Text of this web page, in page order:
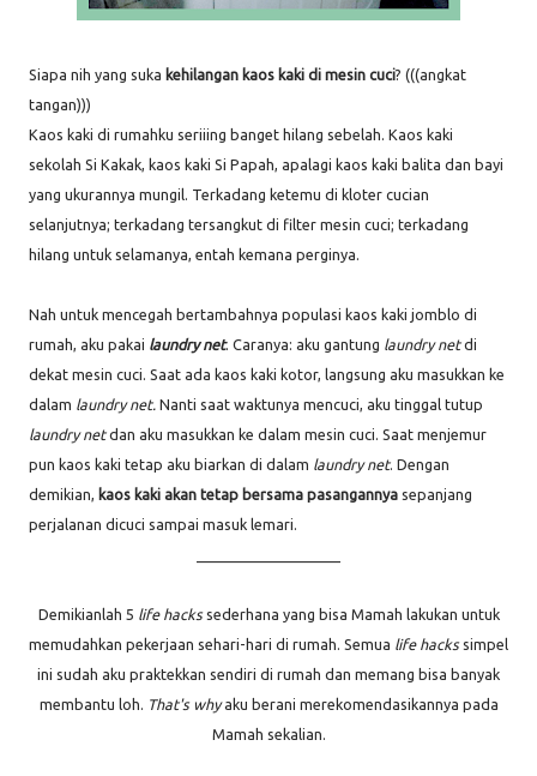
Siapa nih yang suka kehilangan kaos kaki di mesin cuci? (((angkat
tangan)))
Kaos kaki di rumahku seriiing banget hilang sebelah. Kaos kaki
sekolah Si Kakak, kaos kaki Si Papah, apalagi kaos kaki balita dan bayi
yang ukurannya mungil. Terkadang ketemu di kloter cucian
selanjutnya; terkadang tersangkut di filter mesin cuci; terkadang
hilang untuk selamanya, entah kemana perginya.
Nah untuk mencegah bertambahnya populasi kaos kaki jomblo di
rumah, aku pakai laundry net. Caranya: aku gantung laundry netdi
dekat mesin cuci. Saat ada kaos kaki kotor, langsung aku masukkan ke
dalam laundry net. Nanti saat waktunya mencuci, aku tinggal tutup
laundry netdan aku masukkan ke dalam mesin cuci. Saat menjemur
pun kaos kaki tetap aku biarkan di dalam laundry net. Dengan
demikian, kaos kaki akan tetap bersama pasangannya sepanjang
perjalanan dicuci sampai masuk lemari.
Demikianlah 5 life hackssederhana yang bisa Mamah lakukan untuk
memudahkan pekerjaan sehari-hari di rumah. Semua life hackssimpel
ini sudah aku praktekkan sendiri di rumah dan memang bisa banyak
membantu loh. That's whyaku berani merekomendasikannya pada
Mamah sekalian.